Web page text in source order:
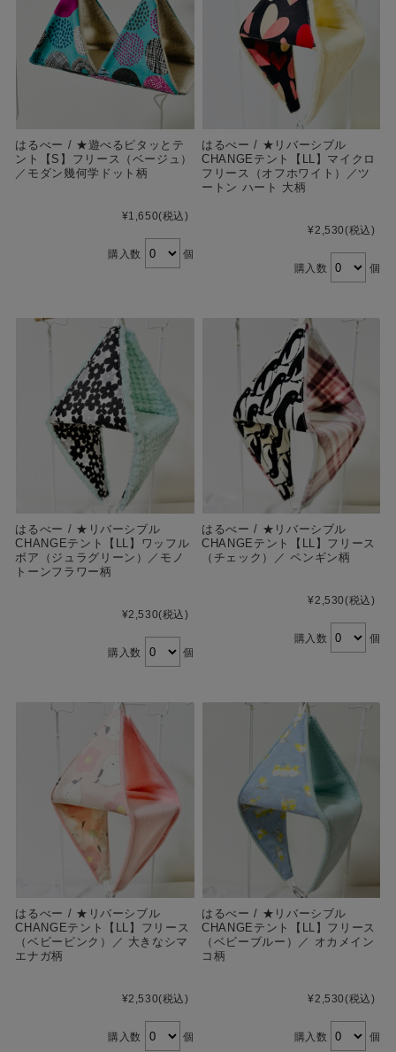
はるべー / ★遊べるピタッとテ
ント【S】フリース（ベージュ）
／モダン幾何学ドット柄
¥1,650(税込)
購入数 個
はるべー / ★リバーシブル
CHANGEテント【LL】マイクロ
フリース（オフホワイト）／ツ
ートン ハート 大柄
¥2,530(税込)
購入数 個
はるべー / ★リバーシブル
CHANGEテント【LL】ワッフル
ボア（ジュラグリーン）／モノ
トーンフラワー柄
¥2,530(税込)
購入数 個
はるべー / ★リバーシブル
CHANGEテント【LL】フリース
（チェック）／ ペンギン柄
¥2,530(税込)
購入数 個
はるべー / ★リバーシブル
CHANGEテント【LL】フリース
（ベビーピンク）／ 大きなシマ
エナガ柄
¥2,530(税込)
購入数 個
はるべー / ★リバーシブル
CHANGEテント【LL】フリース
（ベビーブルー）／ オカメイン
コ柄
¥2,530(税込)
購入数 個